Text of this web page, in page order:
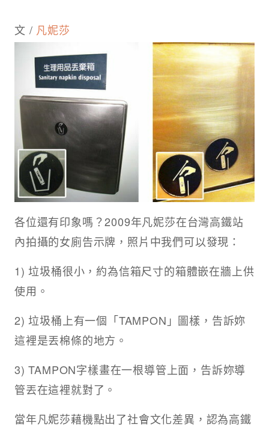
文 / 凡妮莎
各位還有印象嗎？2009年凡妮莎在台灣高鐵站
內拍攝的女廁告示牌，照片中我們可以發現：
1) 垃圾桶很小，約為信箱尺寸的箱體嵌在牆上供
使用。
2) 垃圾桶上有一個「TAMPON」圖樣，告訴妳
這裡是丟棉條的地方。
3) TAMPON字樣畫在一根導管上面，告訴妳導
管丟在這裡就對了。
當年凡妮莎藉機點出了社會文化差異，認為高鐵